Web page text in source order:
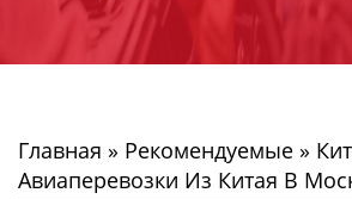
Главная » Рекомендуемые »
Авиаперевозки Из Китая В